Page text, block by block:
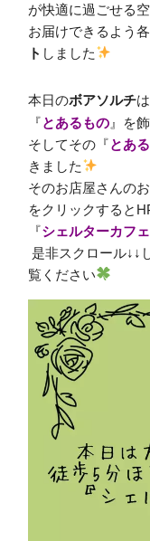
が快適に過ごせる
お届けできるよう
ト しました
本日のボアソルチは
『とあるもの』を
そしてその『とあ
きました
そのお店屋さんの
をクリックすると
『シェルターカフェ
是非スクロール↓↓
覧ください